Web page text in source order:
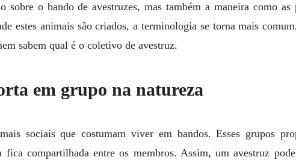
o bando de avestruzes, mas também a maneira como as
estes animais são criados, a terminologia se torna mais
sabem qual é o coletivo de avestruz.
em grupo na natureza
sociais que costumam viver em bandos. Esses grupos
compartilhada entre os membros. Assim, um avestruz